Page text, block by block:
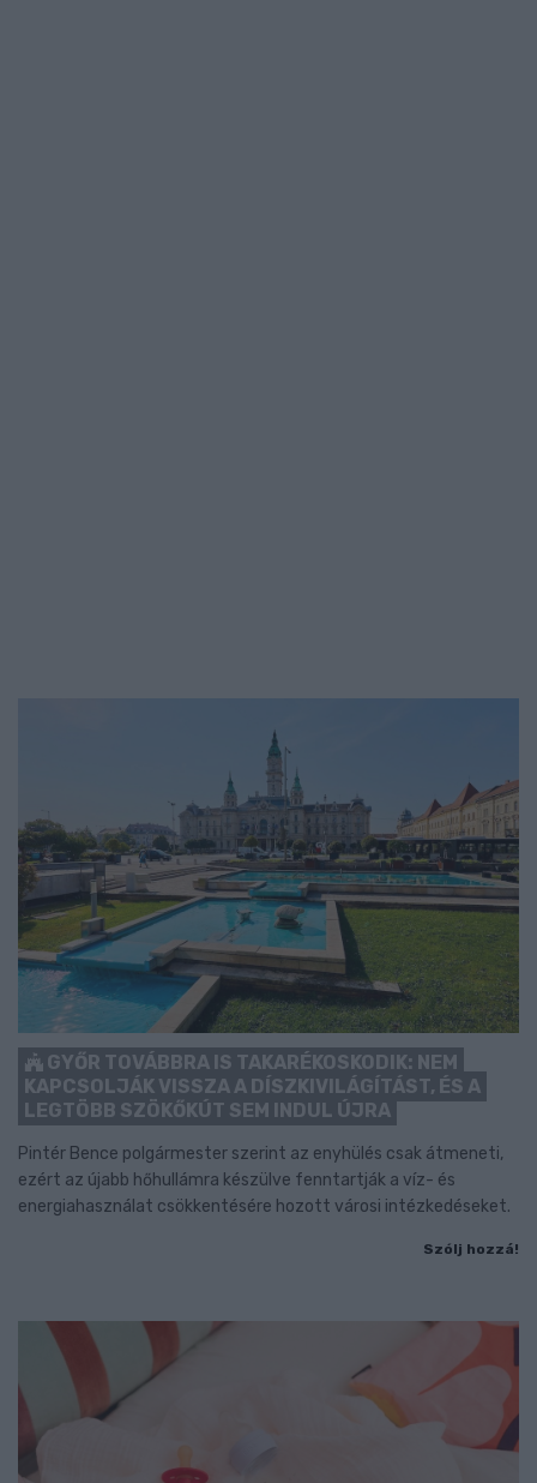
GYŐR TOVÁBBRA IS TAKARÉKOSKODIK: NEM
KAPCSOLJÁK VISSZA A DÍSZKIVILÁGÍTÁST, ÉS A
LEGTÖBB SZÖKŐKÚT SEM INDUL ÚJRA
Pintér Bence polgármester szerint az enyhülés csak átmeneti,
ezért az újabb hőhullámra készülve fenntartják a víz- és
energiahasználat csökkentésére hozott városi intézkedéseket.
Szólj hozzá!